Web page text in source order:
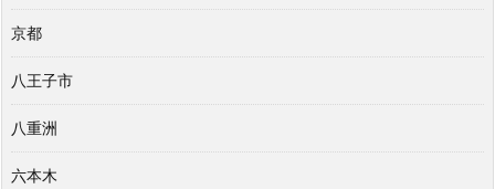
京都
八王子市
八重洲
六本木